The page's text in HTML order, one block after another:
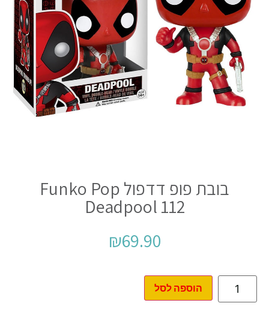
בובת פופ דדפול Funko Pop
Deadpool 112
₪69.90
הוספה לסל